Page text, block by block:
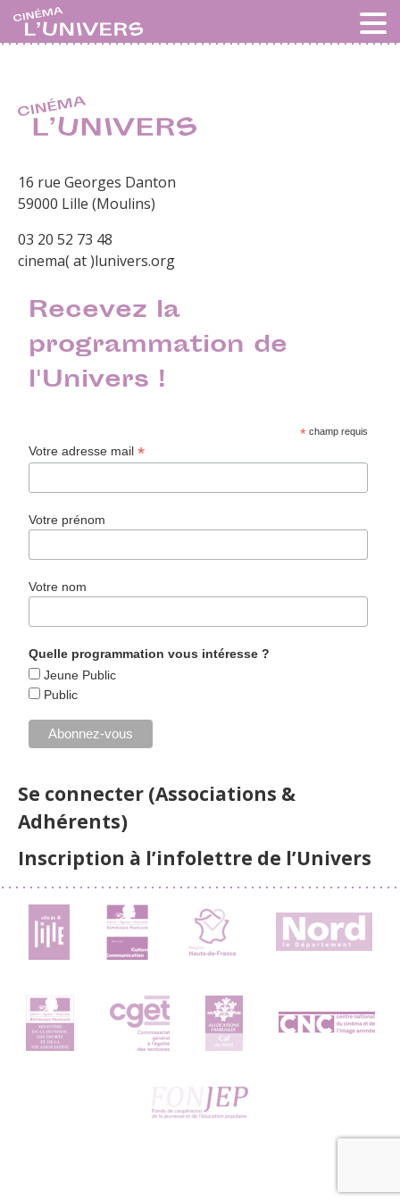
16 rue Georges Danton
59000 Lille (Moulins)
03 20 52 73 48
cinema( at )lunivers.org
Recevez la
programmation de
l'Univers !
* champ requis
Votre adresse mail*
Votre prénom
Votre nom
Quelle programmation vous intéresse ?
Jeune Public
Public
Se connecter (Associations &
Adhérents)
Inscription à l’infolettre de l’Univers